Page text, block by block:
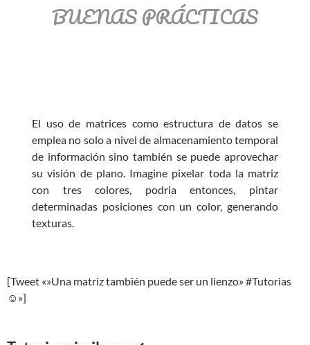
BUENAS PRÁCTICAS
El uso de matrices como estructura de datos se
emplea no solo a nivel de almacenamiento temporal
de información sino también se puede aprovechar
su visión de plano. Imagine pixelar toda la matriz
con tres colores, podria entonces, pintar
determinadas posiciones con un color, generando
texturas.
[Tweet «»Una matriz también puede ser un lienzo» #Tutorias
☺»]